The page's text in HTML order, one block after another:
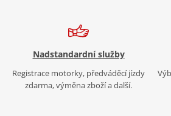
Nadstandardní služby
Registrace motorky, předváděcí jízdy
zdarma, výměna zboží a další.